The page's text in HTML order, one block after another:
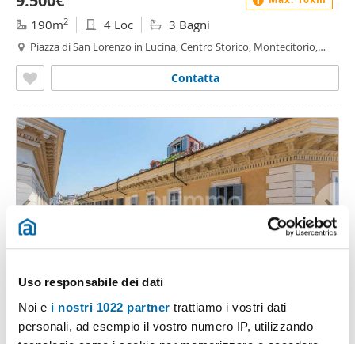
Uso responsabile dei dati
Noi e i nostri 1022 partner trattiamo i vostri dati
personali, ad esempio il vostro numero IP, utilizzando
190m2 4 Loc 3 Bagni
Piazza di San Lorenzo in Lucina, Centro Storico, Montecitorio,
Contatta
20.000€
224m2 6 Loc 3 Bagni
EXTRA Máx. 10km